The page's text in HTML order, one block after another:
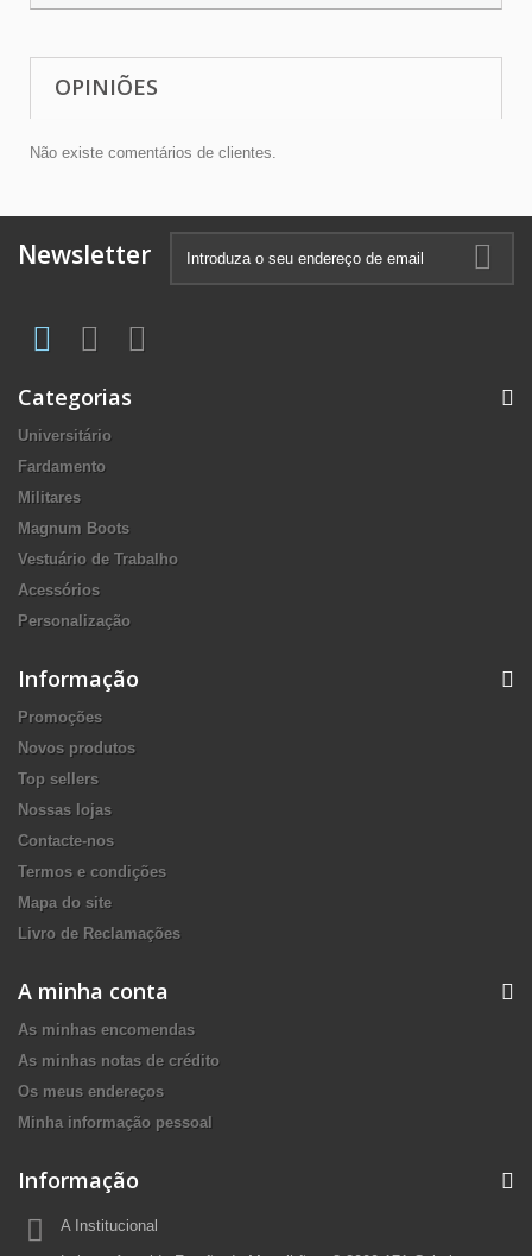
OPINIÕES
Não existe comentários de clientes.
Newsletter
Categorias
Universitário
Fardamento
Militares
Magnum Boots
Vestuário de Trabalho
Acessórios
Personalização
Informação
Promoções
Novos produtos
Top sellers
Nossas lojas
Contacte-nos
Termos e condições
Mapa do site
Livro de Reclamações
A minha conta
As minhas encomendas
As minhas notas de crédito
Os meus endereços
Minha informação pessoal
Informação
A Institucional